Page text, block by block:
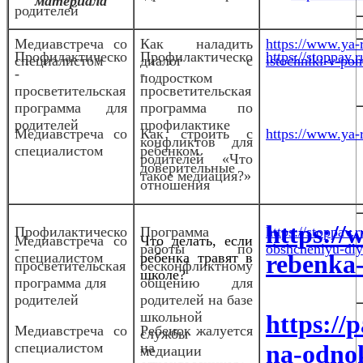
родителей
Медиавстреча со
специалистом
Как наладить
диалог с
подростком
https://
istochniki-v-
Медиавстреча со
специалистом
Как строить с
ребенком
доверительные
отношения
https://
Медиавстреча со
специалистом
Что делать, если
ребенка травят в
школе?
https://
Медиавстреча со
специалистом
Ребенок жалуется
на
https://
na-
Профилактическо
-
просветительская
программа для
родителей
Профилактическо
-
просветительская
программа по
профилактике
конфликтов для
родителей «Что
такое медиация?»
https://
Профилактическо
-
просветительская
программа для
родителей
Программа
работы по
бесконфликтному
общению для
родителей на базе
школьной
службы
медиации
https://
obshcheniyu-